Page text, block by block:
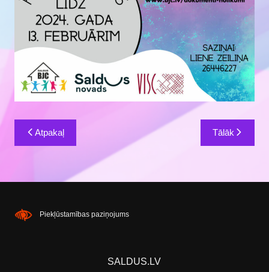
Ziņu
izvēlne
Atpakaļ Tālāk
Piekļūstamības paziņojums
SALDUS.LV